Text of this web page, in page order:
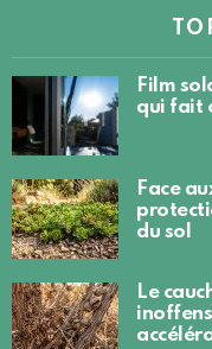
Film
qui fait
Face
du sol
Le